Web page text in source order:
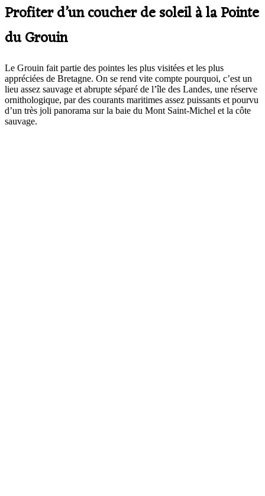
Profiter d’un coucher de soleil à la Pointe
du Grouin
Le Grouin fait partie des pointes les plus visitées et les plus
appréciées de Bretagne. On se rend vite compte pourquoi, c’est un
lieu assez sauvage et abrupte séparé de l’île des Landes, une réserve
ornithologique, par des courants maritimes assez puissants et pourvu
d’un très joli panorama sur la baie du Mont Saint-Michel et la côte
sauvage.